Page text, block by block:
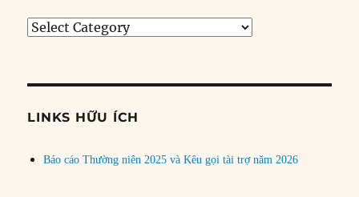
Tìm
đề
LINKS HỮU ÍCH
Báo cáo Thường niên 2025 và Kêu gọi tài trợ năm 2026